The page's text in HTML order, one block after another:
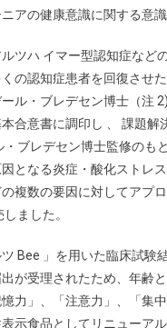
アの健康意識に関する意
ツハ イマー型認知症など
の認知症患者を回復させ
ル・ブレデセン博士（注
合意書に調印し 、 課題解
ブレデセン博士監修のも
となる炎症・酸化ストレ
複数の要因に対してアプ
ました。
Bee 」を用いた臨床試験
が受理されたため、年齢
力」、「注意力」、「集中
示食品としてリニューアル